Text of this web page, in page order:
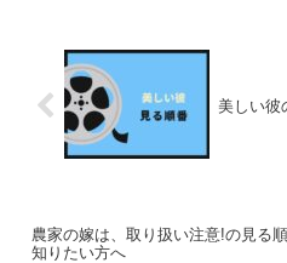
美しい彼
農家の嫁は、取り扱い注意!の見る
知りたい方へ